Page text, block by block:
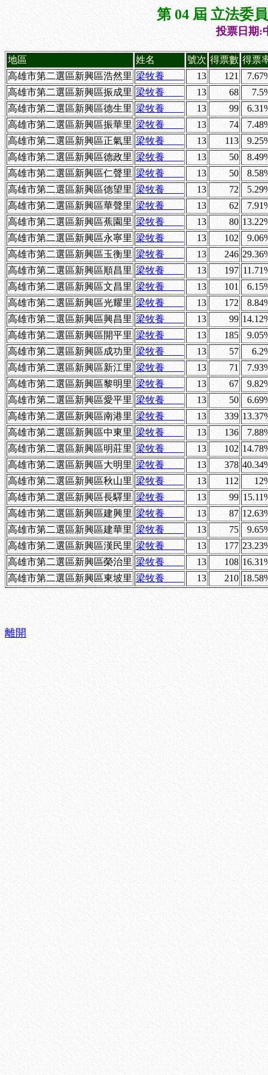
第 04 屆 立法委
投票日期:
地區 姓名 號次 得票數 得票
高雄市第二選區新興區浩然里 梁牧養 13 121
高雄市第二選區新興區振成里 梁牧養 13 68
高雄市第二選區新興區德生里 梁牧養 13 99
高雄市第二選區新興區振華里 梁牧養 13 74
高雄市第二選區新興區正氣里 梁牧養 13 113
高雄市第二選區新興區德政里 梁牧養 13 50
高雄市第二選區新興區仁聲里 梁牧養 13 50
高雄市第二選區新興區德望里 梁牧養 13 72
高雄市第二選區新興區華聲里 梁牧養 13 62
高雄市第二選區新興區蕉園里 梁牧養 13 80
高雄市第二選區新興區永寧里 梁牧養 13 102
高雄市第二選區新興區玉衡里 梁牧養 13 246
高雄市第二選區新興區順昌里 梁牧養 13 197
高雄市第二選區新興區文昌里 梁牧養 13 101
高雄市第二選區新興區光耀里 梁牧養 13 172
高雄市第二選區新興區興昌里 梁牧養 13 99
高雄市第二選區新興區開平里 梁牧養 13 185
高雄市第二選區新興區成功里 梁牧養 13 57
高雄市第二選區新興區新江里 梁牧養 13 71
高雄市第二選區新興區黎明里 梁牧養 13 67
高雄市第二選區新興區愛平里 梁牧養 13 50
高雄市第二選區新興區南港里 梁牧養 13 339
高雄市第二選區新興區中東里 梁牧養 13 136
高雄市第二選區新興區明莊里 梁牧養 13 102
高雄市第二選區新興區大明里 梁牧養 13 378
高雄市第二選區新興區秋山里 梁牧養 13 112
高雄市第二選區新興區長驛里 梁牧養 13 99
高雄市第二選區新興區建興里 梁牧養 13 87
高雄市第二選區新興區建華里 梁牧養 13 75
高雄市第二選區新興區漢民里 梁牧養 13 177
高雄市第二選區新興區榮治里 梁牧養 13 108
高雄市第二選區新興區東坡里 梁牧養 13 210
離開